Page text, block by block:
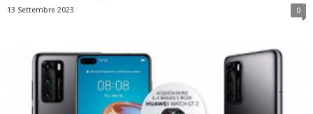
13 Settembre 2023 0